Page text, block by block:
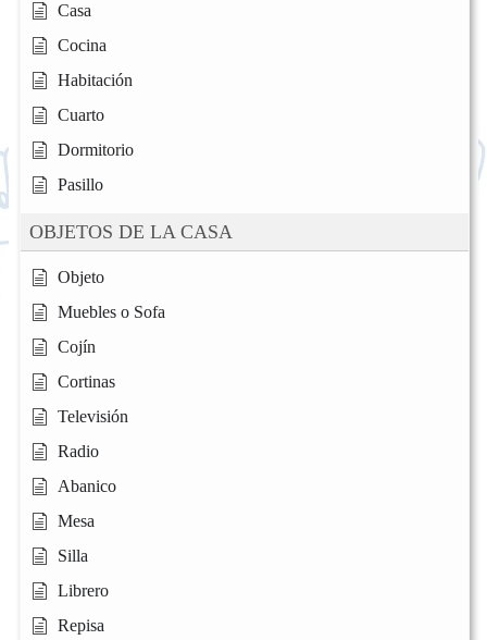
Casa
Cocina
Habitación
Cuarto
Dormitorio
Pasillo
OBJETOS DE LA CASA
Objeto
Muebles o Sofa
Cojín
Cortinas
Televisión
Radio
Abanico
Mesa
Silla
Librero
Repisa